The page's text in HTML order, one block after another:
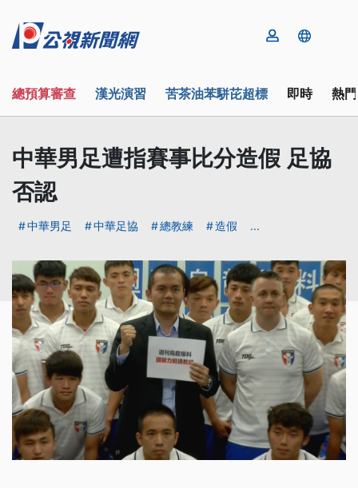
總預算審查 漢光演習 苦茶油苯駢芘超標 即時 熱
中華男足遭指賽事比分造假 足協
否認
中華男足 中華足協 總教練 造假 ...